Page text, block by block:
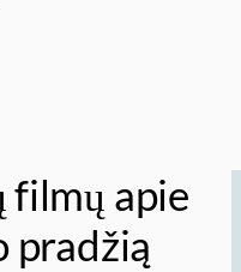
filmų apie
pradžią